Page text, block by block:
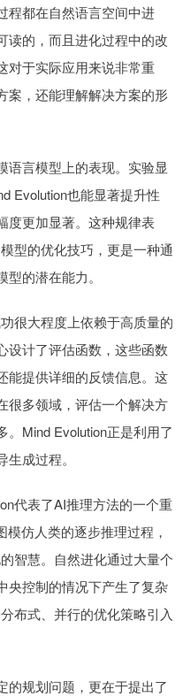
程都在自然语言空间中进
读的，而且进化过程中的改
对于实际应用来说非常重
案，还能理解解决方案的形
语言模型上的表现。实验显
Evolution也能显著提升性
度更加显著。这种规律表
型的优化技巧，更是一种通
的潜在能力。
很大程度上依赖于高质量的
设计了评估函数，这些函数
能提供详细的反馈信息。这
很多领域，评估一个解决方
Mind Evolution正是利用了
成过程。
代表了AI推理方法的一个重
仿人类的逐步推理过程，
智慧。自然进化通过大量个
央控制的情况下产生了复杂
布式、并行的优化策略引入
的规划问题，更在于提出了